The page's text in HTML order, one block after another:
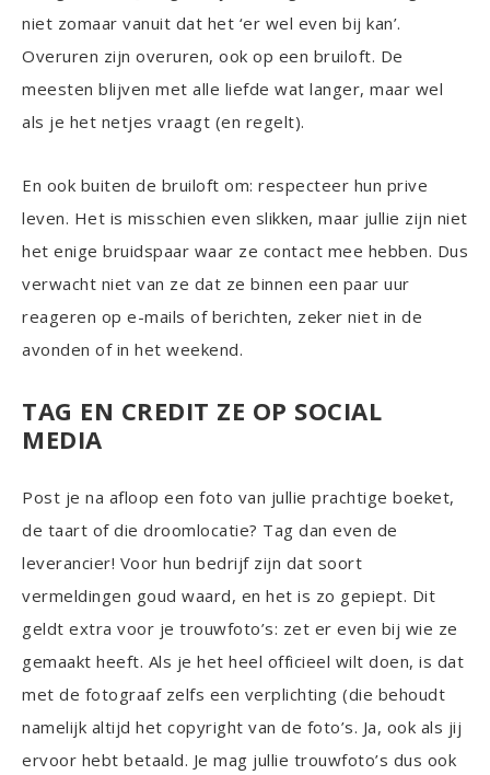
niet zomaar vanuit dat het ‘er wel even bij kan’.
Overuren zijn overuren, ook op een bruiloft. De
meesten blijven met alle liefde wat langer, maar wel
als je het netjes vraagt (en regelt).
En ook buiten de bruiloft om: respecteer hun prive
leven. Het is misschien even slikken, maar jullie zijn niet
het enige bruidspaar waar ze contact mee hebben. Dus
verwacht niet van ze dat ze binnen een paar uur
reageren op e-mails of berichten, zeker niet in de
avonden of in het weekend.
TAG EN CREDIT ZE OP SOCIAL
MEDIA
Post je na afloop een foto van jullie prachtige boeket,
de taart of die droomlocatie? Tag dan even de
leverancier! Voor hun bedrijf zijn dat soort
vermeldingen goud waard, en het is zo gepiept. Dit
geldt extra voor je trouwfoto’s: zet er even bij wie ze
gemaakt heeft. Als je het heel officieel wilt doen, is dat
met de fotograaf zelfs een verplichting (die behoudt
namelijk altijd het copyright van de foto’s. Ja, ook als jij
ervoor hebt betaald. Je mag jullie trouwfoto’s dus ook